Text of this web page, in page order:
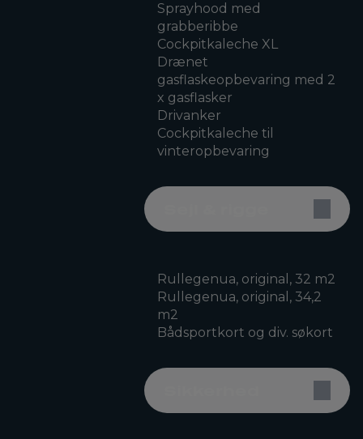
Sprayhood med
grabberibbe
Cockpitkaleche XL
Drænet
gasflaskeopbevaring med 2
x gasflasker
Drivanker
Cockpitkaleche til
vinteropbevaring
Rullegenua, original, 32 m2
Rullegenua, original, 34,2
m2
Bådsportkort og div. søkort